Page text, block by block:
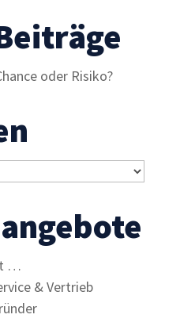
oder Risiko?
…
& Vertrieb